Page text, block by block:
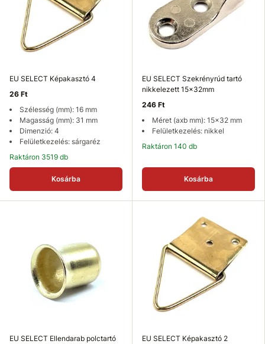
EU SELECT Képakasztó 4
26 Ft
Szélesség (mm): 16 mm
Magasság (mm): 31 mm
Dimenzió: 4
Felületkezelés: sárgaréz
Raktáron 3519 db
Kosárba
EU SELECT Szekrényrúd tartó
nikkelezett 15x32mm
246 Ft
Méret (axb mm): 15x32 mm
Felületkezelés: nikkel
Raktáron 140 db
Kosárba
EU SELECT Ellendarab polctartó
EU SELECT Képakasztó 2